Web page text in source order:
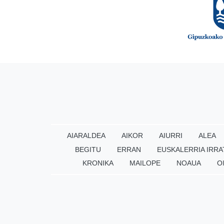
AIARALDEA AIKOR AIURRI ALEA
BEGITU
ERRAN EUSKALERRIA
KRONIKA
MAILOPE NOAUA